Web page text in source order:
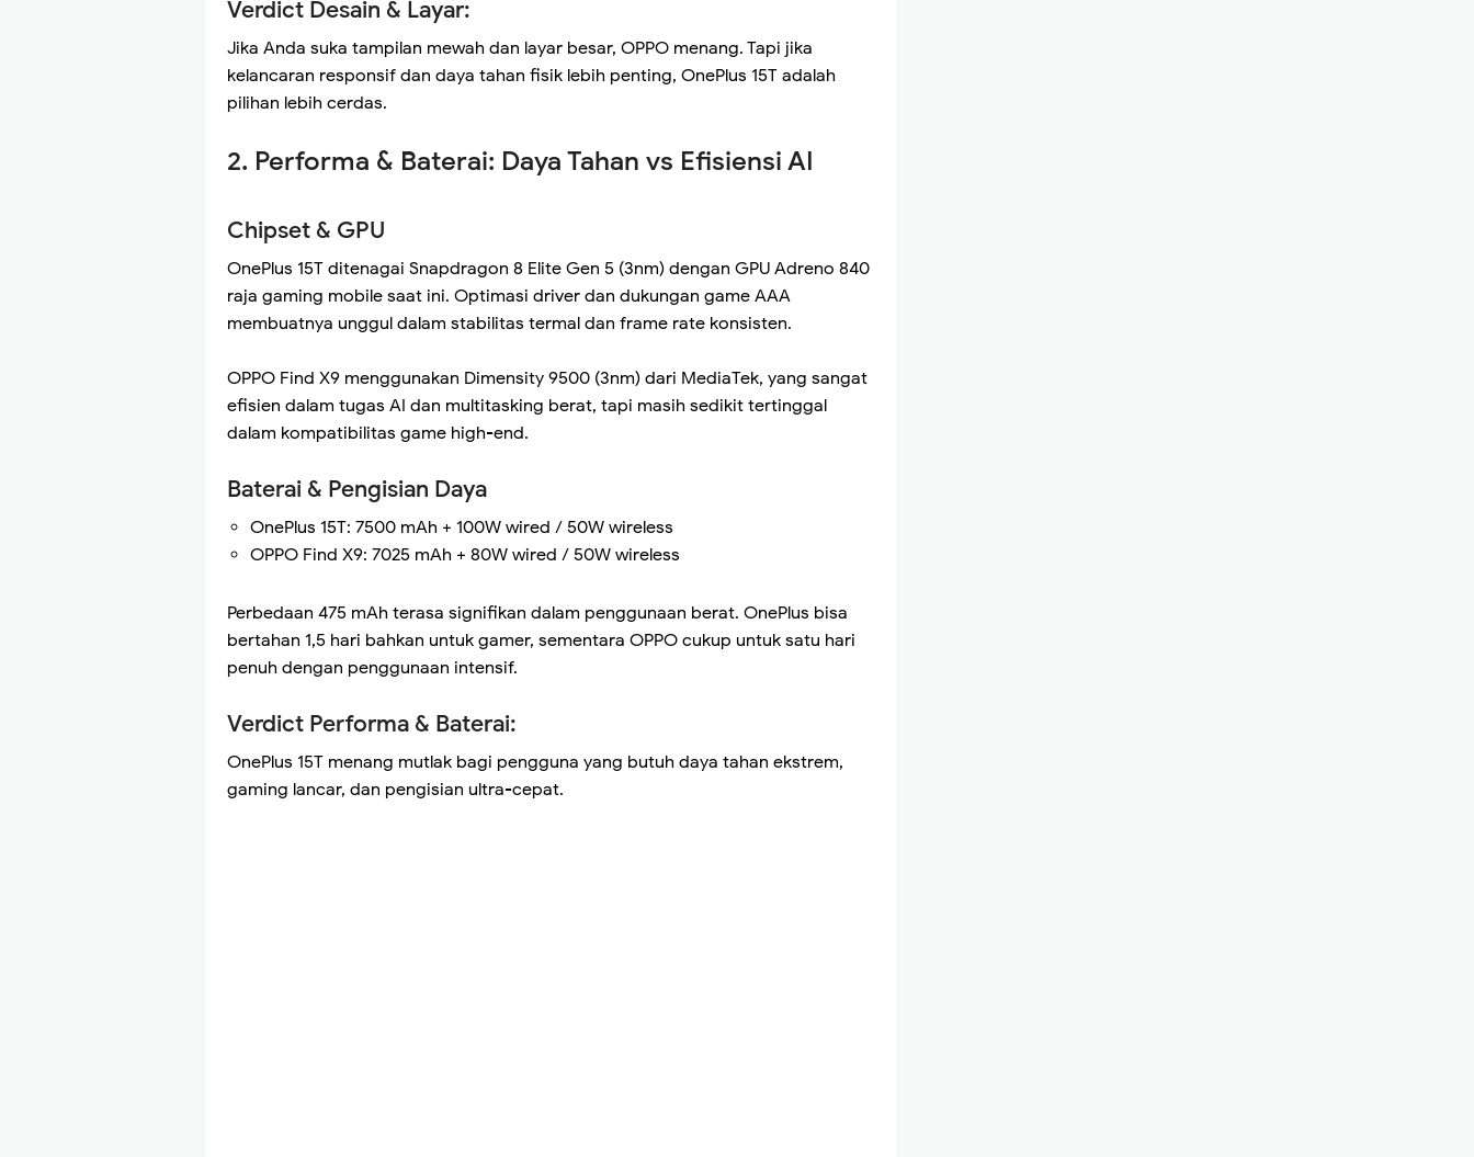
Verdict Desain & Layar:
Jika Anda suka tampilan mewah dan layar besar, OPPO menang. Tapi jika
kelancaran responsif dan daya tahan fisik lebih penting, OnePlus 15T adalah
pilihan lebih cerdas.
2. Performa & Baterai: Daya Tahan vs Efisiensi AI
Chipset & GPU
OnePlus 15T ditenagai Snapdragon 8 Elite Gen 5 (3nm) dengan GPU Adreno 840
raja gaming mobile saat ini. Optimasi driver dan dukungan game AAA
membuatnya unggul dalam stabilitas termal dan frame rate konsisten.
OPPO Find X9 menggunakan Dimensity 9500 (3nm) dari MediaTek, yang sangat
efisien dalam tugas AI dan multitasking berat, tapi masih sedikit tertinggal
dalam kompatibilitas game high-end.
Baterai & Pengisian Daya
OnePlus 15T: 7500 mAh + 100W wired / 50W wireless
OPPO Find X9: 7025 mAh + 80W wired / 50W wireless
Perbedaan 475 mAh terasa signifikan dalam penggunaan berat. OnePlus bisa
bertahan 1,5 hari bahkan untuk gamer, sementara OPPO cukup untuk satu hari
penuh dengan penggunaan intensif.
Verdict Performa & Baterai:
OnePlus 15T menang mutlak bagi pengguna yang butuh daya tahan ekstrem,
gaming lancar, dan pengisian ultra-cepat.